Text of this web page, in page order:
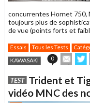
concurrentes Hornet 750,
toujours plus de
de vue (points forts et
Essais Tous les Tests
KAWASAKI
0
cet
à
un
ami
sur
TEST Trident et
vidéo MNC des